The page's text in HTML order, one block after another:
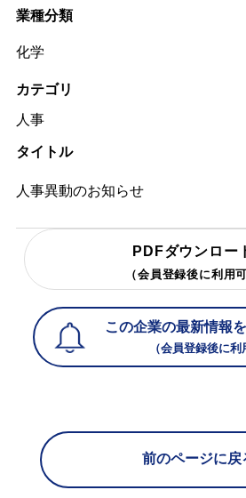
業種分類
化学
カテゴリ
人事
タイトル
人事異動のお知らせ
PDFダウンロー
（会員登録後に利用可
この企業の最新情報
（会員登録後に利
前のページに戻